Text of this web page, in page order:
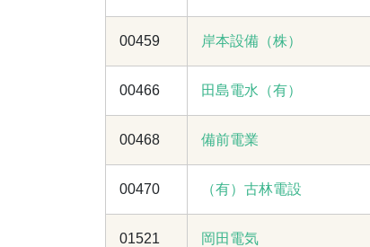
00459 岸本設備（株）
00466 田島電水（有）
00468 備前電業
00470 （有）古林電設
01521 岡田電気